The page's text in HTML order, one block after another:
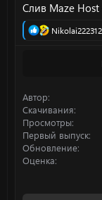
н
и
Слив Maze Host
Р
:
Автор
Скачивания
Просмотры
Первый выпуск
Обновление
Оценка